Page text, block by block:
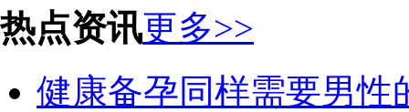
热点资讯更多>>
健康备孕同样需要男性